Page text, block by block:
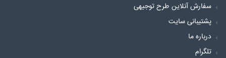
سفارش آنلاین طرح توجیهی
پشتیبانی سایت
درباره ما
تلگرام